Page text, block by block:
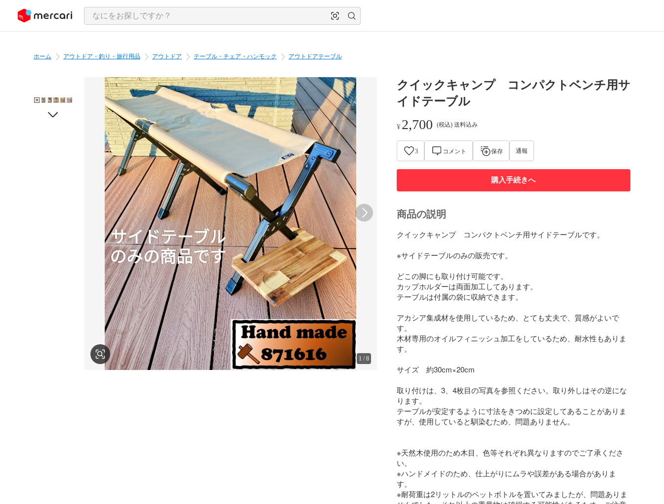
ツにスキップ
ホーム アウトドア・釣り・旅行用品 アウトドア テーブル・チェア・ハンモック アウトドアテーブル
1 /8
クイックキャンプ コンパクトベンチ用サ
イドテーブル
¥ 2,700 (税込) 送料込み
3 コメント 保存 通報
購入手続きへ
商品の説明
クイックキャンプ　コンパクトベンチ用サイドテーブルです。
※サイドテーブルのみの販売です。
どこの脚にも取り付け可能です。
カップホルダーは両面加工してあります。
テーブルは付属の袋に収納できます。
アカシア集成材を使用しているため、とても丈夫で、質感がよいで
す。
木材専用のオイルフィニッシュ加工をしているため、耐水性もありま
す。
サイズ　約30cm×20cm
取り付けは、3、4枚目の写真を参照ください。取り外しはその逆にな
ります。
テーブルが安定するように寸法をきつめに設定してあることがありま
すが、使用していると馴染むため、問題ありません。
※天然木使用のため木目、色等それぞれ異なりますのでご了承くださ
い。
※ハンドメイドのため、仕上がりにムラや誤差がある場合がありま
す。
※耐荷重は2リットルのペットボトルを置いてみましたが、問題ありま